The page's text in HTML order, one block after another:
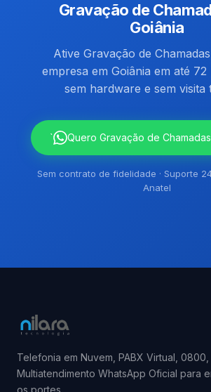
Gravação de
Goiânia
Ative Gravação de
empresa em Goiânia em até
sem hardware e sem visita
` Quero Gravação de
Sem contrato de fidelidade · Suporte
Anatel
Telefonia em Nuvem, PABX Virtual,
Multiatendimento WhatsApp Oficial para
os portes.